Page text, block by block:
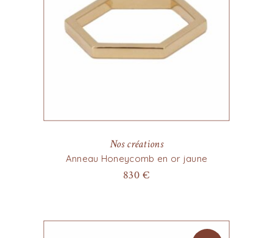
Nos créations
Anneau Honeycomb en or jaune
830 €